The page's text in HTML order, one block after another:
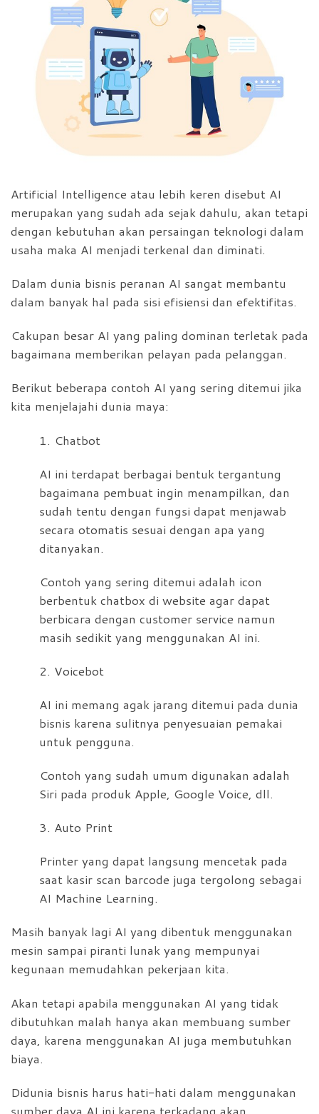
Artificial Intelligence atau lebih keren disebut AI
merupakan yang sudah ada sejak dahulu, akan tetapi
dengan kebutuhan akan persaingan teknologi dalam
usaha maka AI menjadi terkenal dan diminati.
Dalam dunia bisnis peranan AI sangat membantu
dalam banyak hal pada sisi efisiensi dan efektifitas.
Cakupan besar AI yang paling dominan terletak pada
bagaimana memberikan pelayan pada pelanggan.
Berikut beberapa contoh AI yang sering ditemui jika
kita menjelajahi dunia maya:
1. Chatbot
AI ini terdapat berbagai bentuk tergantung
bagaimana pembuat ingin menampilkan, dan
sudah tentu dengan fungsi dapat menjawab
secara otomatis sesuai dengan apa yang
ditanyakan.
Contoh yang sering ditemui adalah icon
berbentuk chatbox di website agar dapat
berbicara dengan customer service namun
masih sedikit yang menggunakan AI ini.
2. Voicebot
AI ini memang agak jarang ditemui pada dunia
bisnis karena sulitnya penyesuaian pemakai
untuk pengguna.
Contoh yang sudah umum digunakan adalah
Siri pada produk Apple, Google Voice, dll.
3. Auto Print
Printer yang dapat langsung mencetak pada
saat kasir scan barcode juga tergolong sebagai
AI Machine Learning.
Masih banyak lagi AI yang dibentuk menggunakan
mesin sampai piranti lunak yang mempunyai
kegunaan memudahkan pekerjaan kita.
Akan tetapi apabila menggunakan AI yang tidak
dibutuhkan malah hanya akan membuang sumber
daya, karena menggunakan AI juga membutuhkan
biaya.
Didunia bisnis harus hati-hati dalam menggunakan
sumber daya AI ini karena terkadang akan